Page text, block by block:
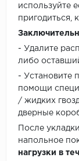
используйте
пригодиться,
- Удалите
либо
- Установите
помощи
/ жидких
дверные
После
напольное
нагрузки в